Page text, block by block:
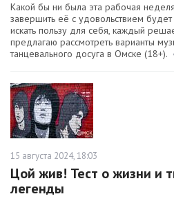
Какой бы ни была эта рабочая
завершить её с удовольствием
искать пользу для себя, каждый
предлагаю рассмотреть варианты
танцевального досуга в Омске (18+).
15 августа 2024, 18:03
Цой жив! Тест о жизни и
легенды